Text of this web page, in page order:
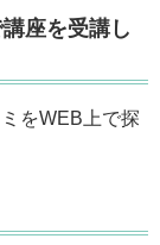
座を受講し
をWEB上で探